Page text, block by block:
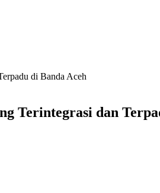
di Banda Aceh
Terintegrasi dan